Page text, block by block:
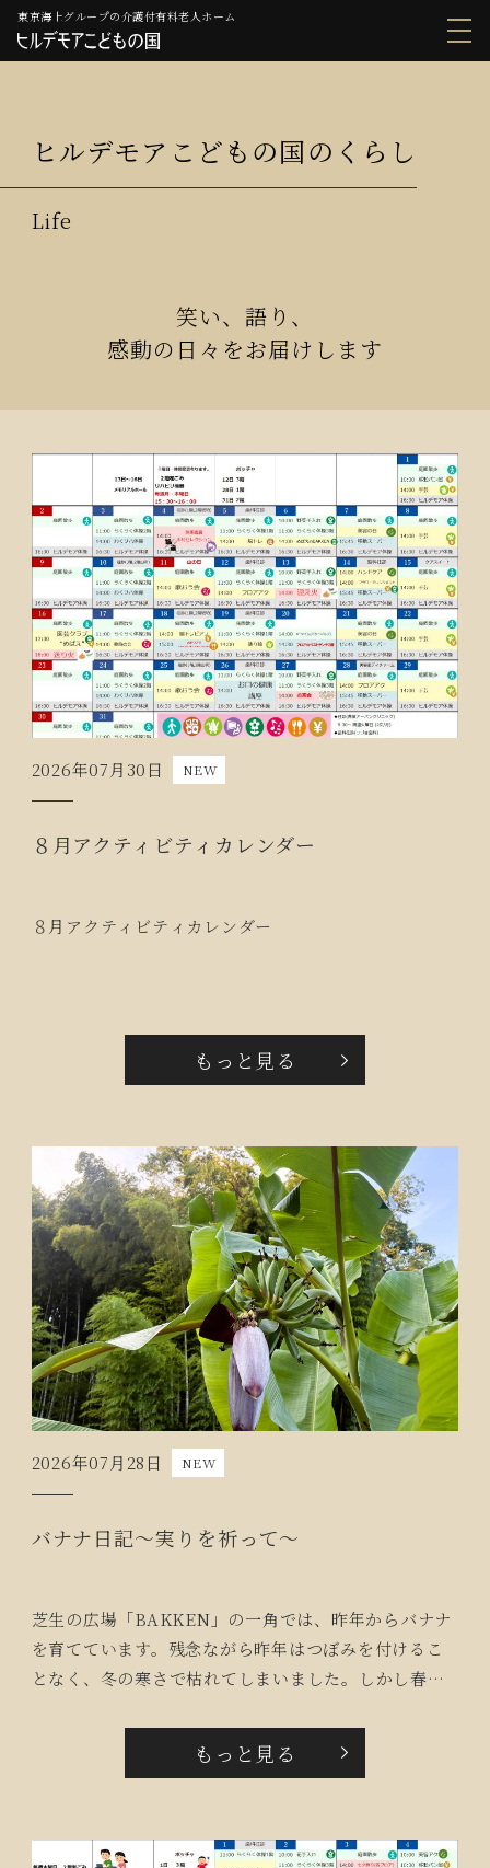
東京海上グループの介護付有料老人ホーム
ヒルデモアこどもの国のくらし
笑い、語り、
感動の日々をお届けします
2026年07月30日 NEW
８月アクティビティカレンダー
８月アクティビティカレンダー
もっと見る
2026年07月28日 NEW
バナナ日記～実りを祈って～
芝生の広場「BAKKEN」の一角では、昨年からバナナ
を育てています。残念ながら昨年はつぼみを付けるこ
となく、冬の寒さで枯れてしまいました。しかし春に
せました。そして今、小さいながらもバナナの房がで
さまが成長を見守りながら応援しています。バナナを
もっと見る